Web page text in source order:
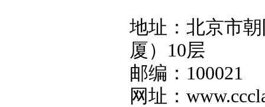
地址：北京市
厦） 10层
邮编： 100021
网址：